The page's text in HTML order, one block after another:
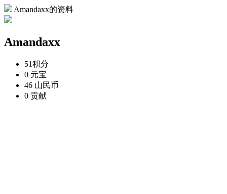
Amandaxx的资料
Amandaxx
51积分
0 元宝
46 山民币
0 贡献